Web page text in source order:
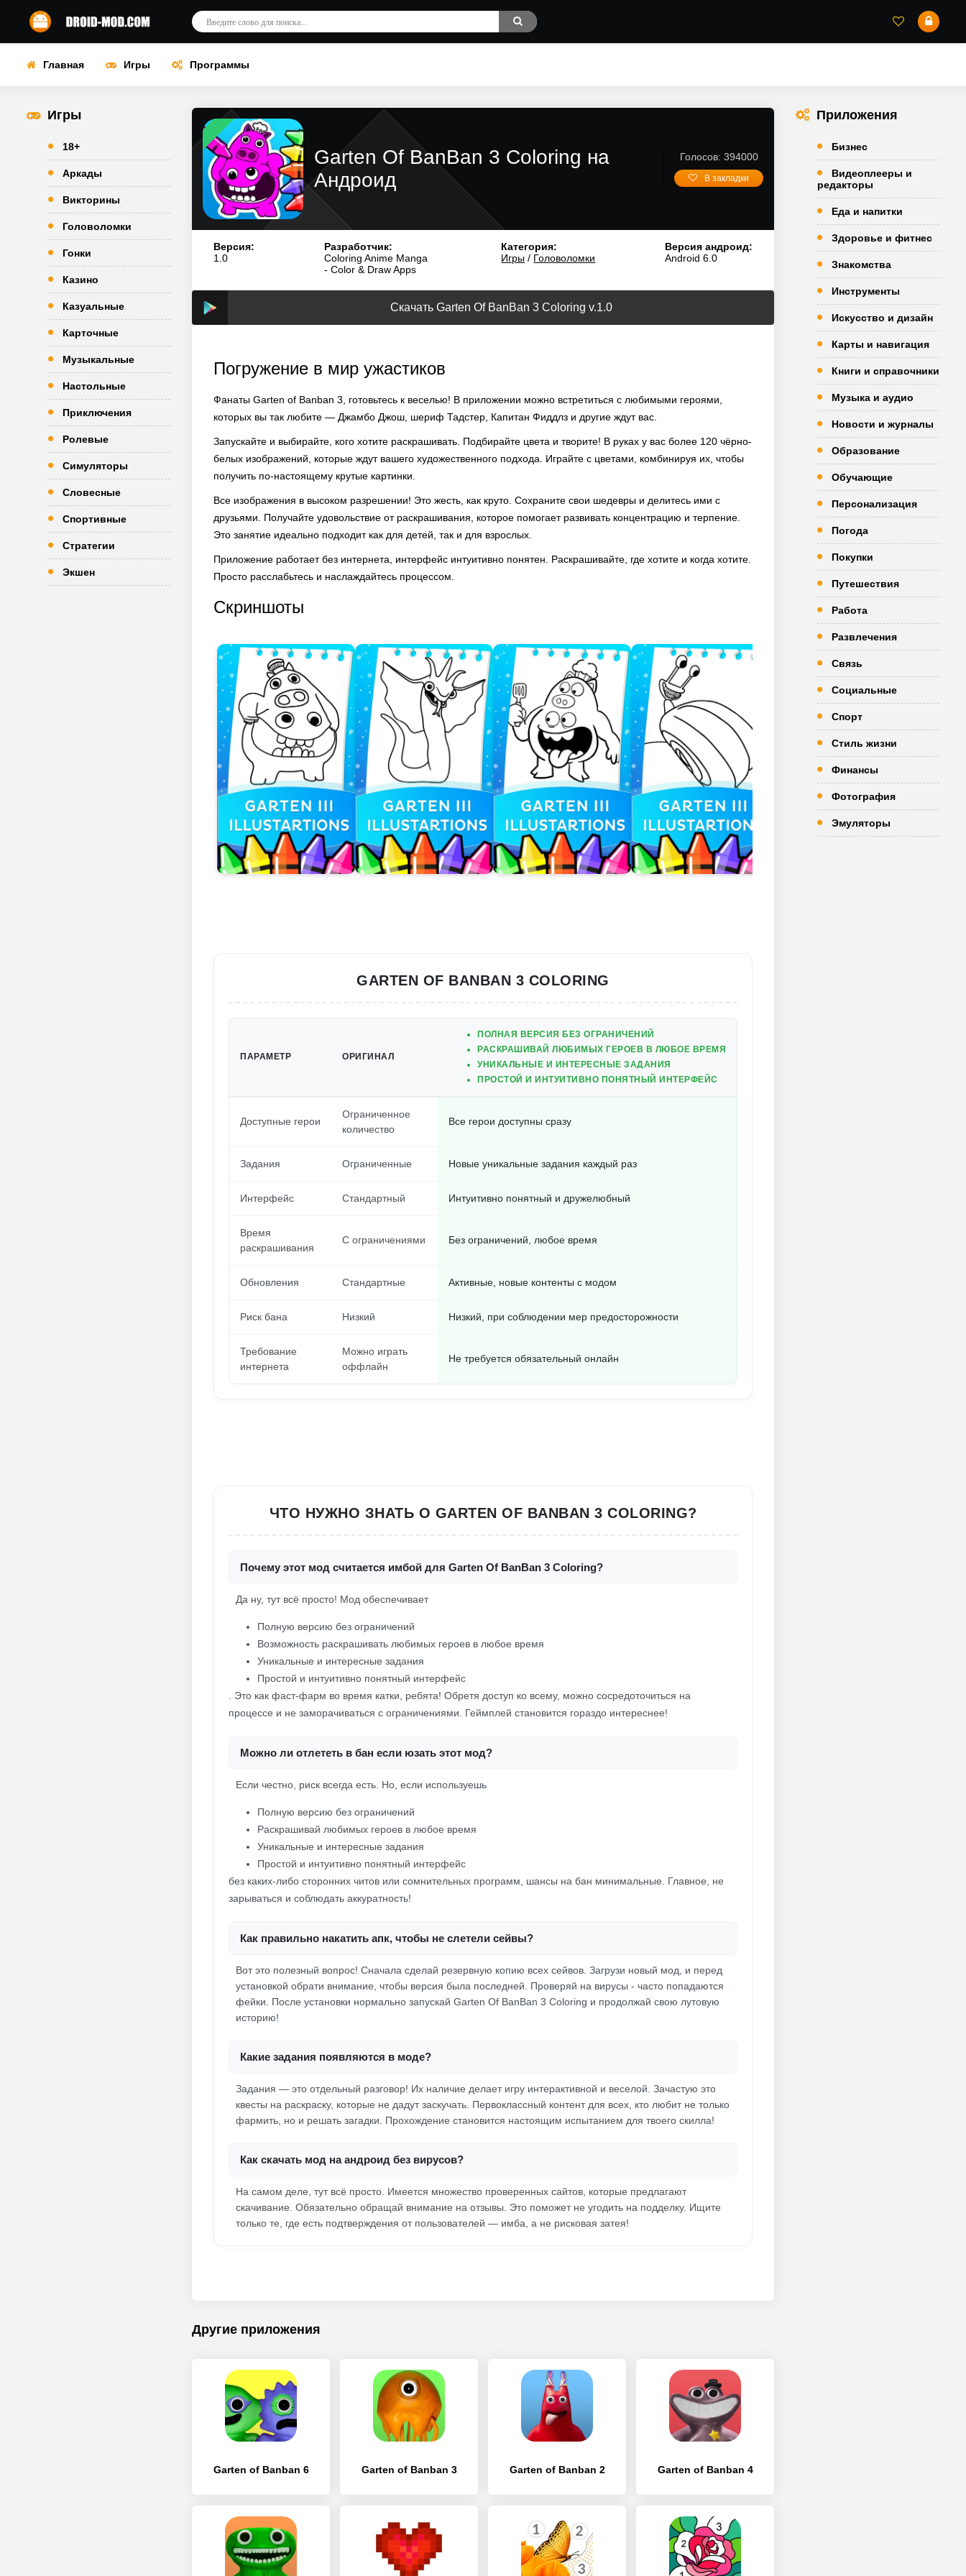
Главная Игры Программы
Игры
18+
Аркады
Викторины
Головоломки
Гонки
Казино
Казуальные
Карточные
Музыкальные
Настольные
Приключения
Ролевые
Симуляторы
Словесные
Спортивные
Стратегии
Экшен
Garten Of BanBan 3 Coloring на
Андроид
Голосов: 394000
В закладки
Версия:
1.0
Разработчик:
Coloring Anime Manga
- Color & Draw Apps
Категория:
Игры / Головоломки
Версия андроид:
Android 6.0
Скачать Garten Of BanBan 3 Coloring v.1.0
Погружение в мир ужастиков
Фанаты Garten of Banban 3, готовьтесь к веселью! В приложении можно встретиться с любимыми героями,
которых вы так любите — Джамбо Джош, шериф Тадстер, Капитан Фиддлз и другие ждут вас.
Запускайте и выбирайте, кого хотите раскрашивать. Подбирайте цвета и творите! В руках у вас более 120 чёрно-
белых изображений, которые ждут вашего художественного подхода. Играйте с цветами, комбинируя их, чтобы
получить по-настоящему крутые картинки.
Все изображения в высоком разрешении! Это жесть, как круто. Сохраните свои шедевры и делитесь ими с
друзьями. Получайте удовольствие от раскрашивания, которое помогает развивать концентрацию и терпение.
Это занятие идеально подходит как для детей, так и для взрослых.
Приложение работает без интернета, интерфейс интуитивно понятен. Раскрашивайте, где хотите и когда хотите.
Просто расслабьтесь и наслаждайтесь процессом.
Скриншоты
GARTEN OF BANBAN 3 COLORING
ПАРАМЕТР ОРИГИНАЛ
ПОЛНАЯ ВЕРСИЯ БЕЗ ОГРАНИЧЕНИЙ
РАСКРАШИВАЙ ЛЮБИМЫХ ГЕРОЕВ В ЛЮБОЕ ВРЕМЯ
УНИКАЛЬНЫЕ И ИНТЕРЕСНЫЕ ЗАДАНИЯ
ПРОСТОЙ И ИНТУИТИВНО ПОНЯТНЫЙ ИНТЕРФЕЙС
Доступные герои
Ограниченное
количество
Все герои доступны сразу
Задания Ограниченные Новые уникальные задания каждый раз
Интерфейс Стандартный Интуитивно понятный и дружелюбный
Время
раскрашивания
С ограничениями Без ограничений, любое время
Обновления Стандартные Активные, новые контенты с модом
Риск бана Низкий Низкий, при соблюдении мер предосторожности
Требование
интернета
Можно играть
оффлайн
Не требуется обязательный онлайн
ЧТО НУЖНО ЗНАТЬ О GARTEN OF BANBAN 3 COLORING?
Почему этот мод считается имбой для Garten Of BanBan 3 Coloring?
Да ну, тут всё просто! Мод обеспечивает
Полную версию без ограничений
Возможность раскрашивать любимых героев в любое время
Уникальные и интересные задания
Простой и интуитивно понятный интерфейс
. Это как фаст-фарм во время катки, ребята! Обретя доступ ко всему, можно сосредоточиться на
процессе и не заморачиваться с ограничениями. Геймплей становится гораздо интереснее!
Можно ли отлететь в бан если юзать этот мод?
Если честно, риск всегда есть. Но, если используешь
Полную версию без ограничений
Раскрашивай любимых героев в любое время
Уникальные и интересные задания
Простой и интуитивно понятный интерфейс
без каких-либо сторонних читов или сомнительных программ, шансы на бан минимальные. Главное, не
зарываться и соблюдать аккуратность!
Как правильно накатить апк, чтобы не слетели сейвы?
Вот это полезный вопрос! Сначала сделай резервную копию всех сейвов. Загрузи новый мод, и перед
установкой обрати внимание, чтобы версия была последней. Проверяй на вирусы - часто попадаются
фейки. После установки нормально запускай Garten Of BanBan 3 Coloring и продолжай свою лутовую
историю!
Какие задания появляются в моде?
Задания — это отдельный разговор! Их наличие делает игру интерактивной и веселой. Зачастую это
квесты на раскраску, которые не дадут заскучать. Первоклассный контент для всех, кто любит не только
фармить, но и решать загадки. Прохождение становится настоящим испытанием для твоего скилла!
Как скачать мод на андроид без вирусов?
На самом деле, тут всё просто. Имеется множество проверенных сайтов, которые предлагают
скачивание. Обязательно обращай внимание на отзывы. Это поможет не угодить на подделку. Ищите
только те, где есть подтверждения от пользователей — имба, а не рисковая затея!
Другие приложения
Garten of Banban 6 Garten of Banban 3 Garten of Banban 2 Garten of Banban 4
Приложения
Бизнес
Видеоплееры и
редакторы
Еда и напитки
Здоровье и фитнес
Знакомства
Инструменты
Искусство и дизайн
Карты и навигация
Книги и справочники
Музыка и аудио
Новости и журналы
Образование
Обучающие
Персонализация
Погода
Покупки
Путешествия
Работа
Развлечения
Связь
Социальные
Спорт
Стиль жизни
Финансы
Фотография
Эмуляторы